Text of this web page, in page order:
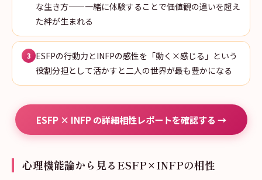
な生き方——一緒に体験することで価値観の違いを超え
た絆が生まれる
3
ESFPの行動力とINFPの感性を「動く×感じる」という
役割分担として活かすと二人の世界が最も豊かになる
ESFP × INFP の詳細相性レポートを確認する →
心理機能論から見るESFP×INFPの相性